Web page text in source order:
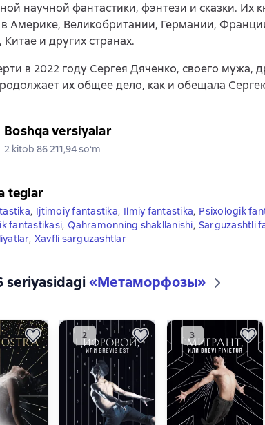
научной фантастики, фэнтези и сказки. Их
Америке, Великобритании, Германии,
и других странах.
в 2022 году Сергея Дяченко, своего мужа,
их общее дело, как и обещала
Boshqa versiyalar
2 kitob 86 211,94 soʻm
teglar
, Ijtimoiy fantastika, Ilmiy fantastika, Psixologik
fantastikasi, Qahramonning shakllanishi, Sarguzashtli
, Xavfli sarguzashtlar
seriyasidagi«Метаморфозы»